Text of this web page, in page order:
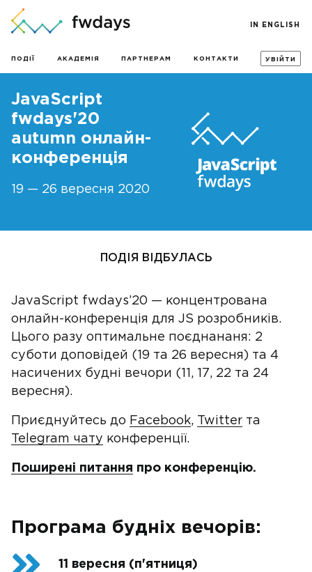
ПОДІЇ АКАДЕМІЯ ПАРТНЕРАМ КОНТАКТИ УВІЙТИ
IN ENGLISH
JavaScript
fwdays'20
autumn онлайн-
конференція
19 — 26 вересня 2020
ПОДІЯ ВІДБУЛАСЬ
JavaScript fwdays’20 — концентрована
онлайн-конференція для JS розробників.
Цього разу оптимальне поєднананя: 2
суботи доповідей (19 та 26 вересня) та 4
насичених будні вечори (11, 17, 22 та 24
вересня).
Приєднуйтесь до Facebook, Twitter та
Telegram чату конференції.
Поширені питання про конференцію.
Програма будніх вечорiв:
11 вересня (п'ятниця)